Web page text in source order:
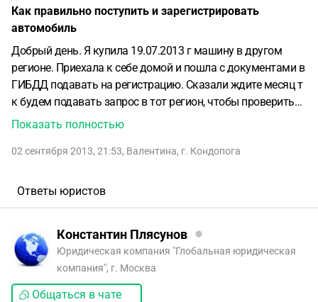
Как правильно поступить и зарегистрировать
автомобиль
Добрый день. Я купила 19.07.2013 г машину в другом
регионе. Приехала к себе домой и пошла с документами в
ГИБДД подавать на регистрацию. Сказали ждите месяц т
к будем подавать запрос в тот регион, чтобы проверить
информацию и снять ее там с регистрации. Позвонили с
собственник машины умер в марте 2013. И спросили как
отдала и не маленькие, документы на машину у меня ,
зарегестрировать
Показать полностью
02 сентября 2013, 21:53, Валентина, г. Кондопога
Ответы юристов
Константин Плясунов
Юридическая компания "Глобальная юридическая
компания", г. Москва
Общаться в чате